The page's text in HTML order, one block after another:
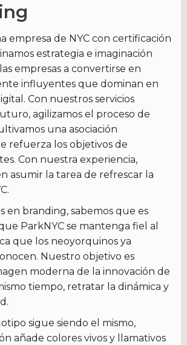
empresa de NYC con certificación
estrategia e imaginación
empresas a convertirse en
influyentes que dominan en
Con nuestros servicios
agilizamos el proceso de
una asociación
refuerza los objetivos de
Con nuestra experiencia,
asumir la tarea de refrescar la
en branding, sabemos que es
ParkNYC se mantenga fiel al
que los neoyorquinos ya
Nuestro objetivo es
moderna de la innovación de
tiempo, retratar la dinámica y
sigue siendo el mismo,
añade colores vivos y llamativos